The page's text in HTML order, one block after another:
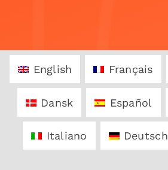
English Français
Dansk Español
Italiano Deutsch